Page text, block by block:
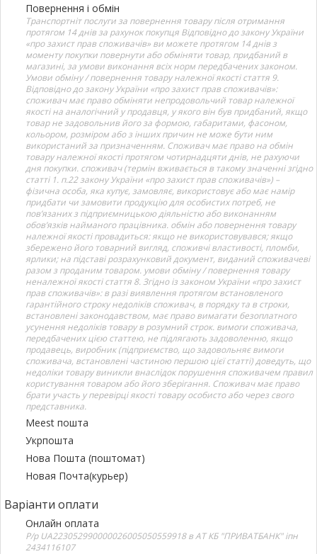
Повернення і обмін
Транспортніт послуги за повернення товару після отримання
протягом 14 днів за рахунок покупця Відповідно до закону України
«про захист прав споживачів» ви можете протягом 14 днів з
моменту покупки повернути або обміняти товар, придбаний в
магазині, за умови виконання всіх норм передбачених законом.
Умови обміну / повернення товару належної якості стаття 9.
Відповідно до закону України «про захист прав споживачів»:
споживач має право обміняти непродовольчий товар належної
якості на аналогічний у продавця, у якого він був придбаний, якщо
товар не задовольнив його за формою, габаритами, фасоном,
кольором, розміром або з інших причин не може бути ним
використаний за призначенням. Споживач має право на обмін
товару належної якості протягом чотирнадцяти днів, не рахуючи
дня покупки. споживач (термін вживається в такому значенні згідно
статті 1. п.22 закону України «про захист прав споживачів») –
фізична особа, яка купує, замовляє, використовує або має намір
придбати чи замовити продукцію для особистих потреб, не
пов’язаних з підприємницькою діяльністю або виконанням
обов’язків найманого працівника. обмін або повернення товару
належної якості провадиться: якщо не використовувався; якщо
збережено його товарний вигляд, споживчі властивості, пломби,
ярлики; на підставі розрахунковий документ, виданий споживачеві
разом з проданим товаром. умови обміну / повернення товару
неналежної якості стаття 8. Згідно із законом України «про захист
прав споживачів»: в разі виявлення протягом встановленого
гарантійного строку недоліків споживач, в порядку та в строки,
встановлені законодавством, має право вимагати безоплатного
усунення недоліків товару в розумний строк. вимоги споживача,
передбачених цією статтею, не підлягають задоволенню, якщо
продавець, виробник (підприємство, що задовольняє вимоги
споживача, встановлені частиною першою цієї статті) доведуть, що
недоліки товару виникли внаслідок порушення споживачем правил
користування товаром або його зберігання. Споживач має право
брати участь у перевірці якості товару особисто або через свого
представника.
Meest пошта
Укрпошта
Нова Пошта (поштомат)
Новая Почта(курьер)
Варіанти оплати
Онлайн оплата
Р/р UA223052990000026005050559918 в АТ КБ "ПРИВАТБАНК" іпн
2434116107